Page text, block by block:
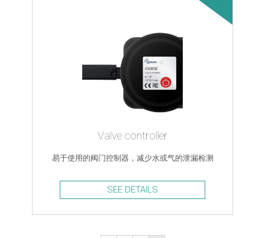
Valve controller
易于使用的阀门控制器，减少水或气的泄漏检测
SEE DETAILS